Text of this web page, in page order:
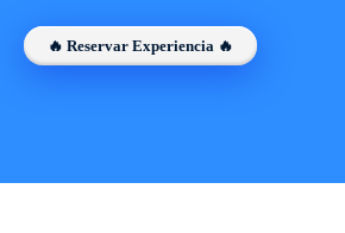
🔥 Reservar Experiencia 🔥